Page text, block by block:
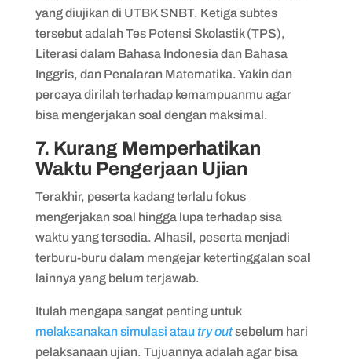
yang diujikan di UTBK SNBT. Ketiga subtes
tersebut adalah Tes Potensi Skolastik (TPS),
Literasi dalam Bahasa Indonesia dan Bahasa
Inggris, dan Penalaran Matematika. Yakin dan
percaya dirilah terhadap kemampuanmu agar
bisa mengerjakan soal dengan maksimal.
7. Kurang Memperhatikan
Waktu Pengerjaan Ujian
Terakhir, peserta kadang terlalu fokus
mengerjakan soal hingga lupa terhadap sisa
waktu yang tersedia. Alhasil, peserta menjadi
terburu-buru dalam mengejar ketertinggalan soal
lainnya yang belum terjawab.
Itulah mengapa sangat penting untuk
melaksanakan simulasi atau try outsebelum hari
pelaksanaan ujian. Tujuannya adalah agar bisa